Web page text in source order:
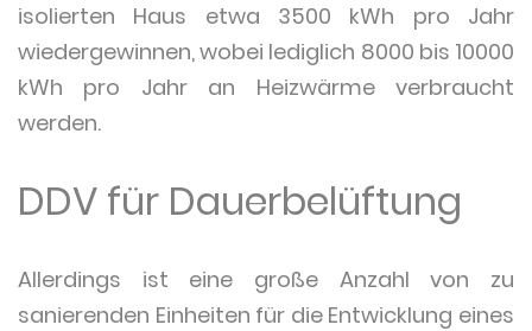
isolierten Haus etwa 3500 kWh pro Jahr
wiedergewinnen, wobei lediglich 8000 bis 10000
kWh pro Jahr an Heizwärme verbraucht
werden.
DDV für Dauerbelüftung
Allerdings ist eine große Anzahl von zu
sanierenden Einheiten für die Entwicklung eines